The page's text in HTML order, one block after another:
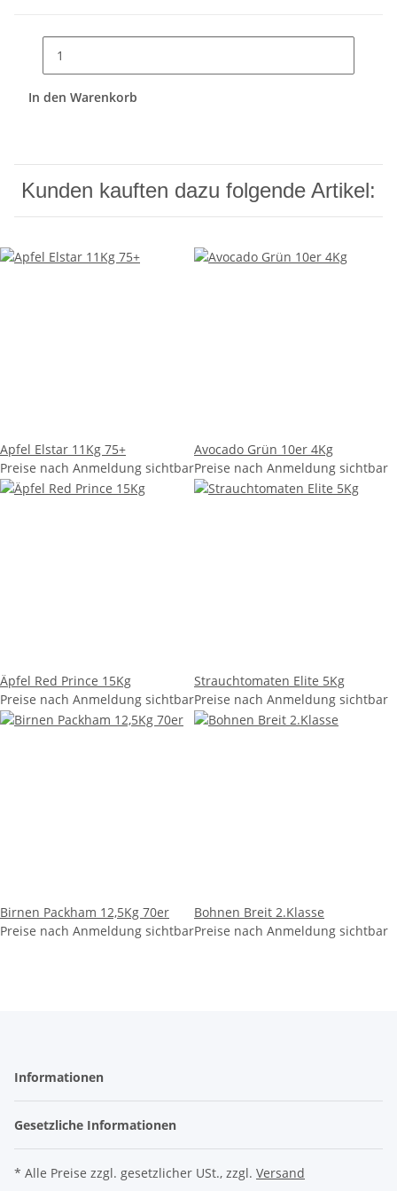
In den Warenkorb
Kunden kauften dazu folgende Artikel:
Apfel Elstar 11Kg 75+
Preise nach Anmeldung sichtbar
Avocado Grün 10er 4Kg
Preise nach Anmeldung sichtbar
Äpfel Red Prince 15Kg
Preise nach Anmeldung sichtbar
Strauchtomaten Elite 5Kg
Preise nach Anmeldung sichtbar
Birnen Packham 12,5Kg 70er
Preise nach Anmeldung sichtbar
Bohnen Breit 2.Klasse
Preise nach Anmeldung sichtbar
Informationen
Gesetzliche Informationen
* Alle Preise zzgl. gesetzlicher USt., zzgl. Versand